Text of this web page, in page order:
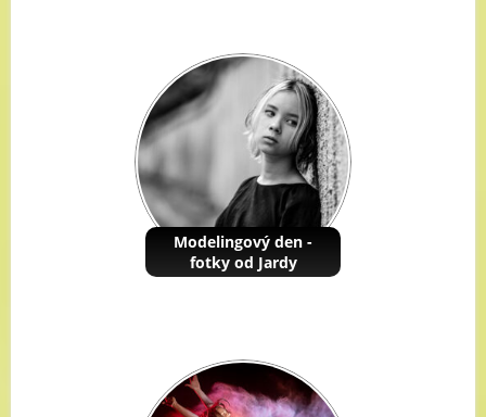
Modelingový den -
fotky od Jardy